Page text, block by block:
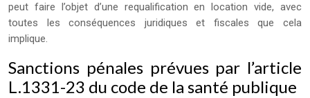
peut faire l’objet d’une requalification en location vide, avec
toutes les conséquences juridiques et fiscales que cela
implique.
Sanctions pénales prévues par l’article
L.1331-23 du code de la santé publique